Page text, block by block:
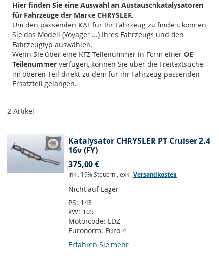
Hier finden Sie eine Auswahl an Austauschkatalysatoren
für Fahrzeuge der Marke CHRYSLER.
Um den passenden KAT für Ihr Fahrzeug zu finden, können
Sie das Modell (Voyager ...) Ihres Fahrzeugs und den
Fahrzeugtyp auswählen.
Wenn Sie über eine KFZ-Teilenummer in Form einer OE
Teilenummer verfügen, können Sie über die Freitextsuche
im oberen Teil direkt zu dem für ihr Fahrzeug passenden
Ersatzteil gelangen.
2 Artikel
Katalysator CHRYSLER PT Cruiser 2.4
16v (FY)
375,00 €
Inkl. 19% Steuern , exkl.Versandkosten
Nicht auf Lager
PS: 143
kW: 105
Motorcode: EDZ
Euronorm: Euro 4
Erfahren Sie mehr